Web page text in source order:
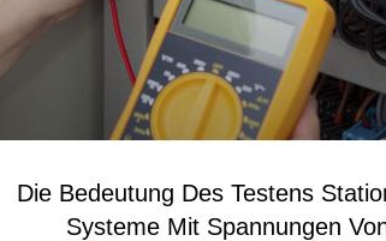
Die Bedeutung Des Testens
Systeme Mit Spannungen